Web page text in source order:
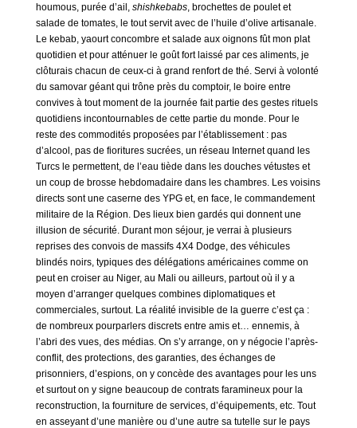
houmous, purée d’ail, shishkebabs, brochettes de poulet et
salade de tomates, le tout servit avec de l’huile d’olive artisanale.
Le kebab, yaourt concombre et salade aux oignons fût mon plat
quotidien et pour atténuer le goût fort laissé par ces aliments, je
clôturais chacun de ceux-ci à grand renfort de thé. Servi à volonté
du samovar géant qui trône près du comptoir, le boire entre
convives à tout moment de la journée fait partie des gestes rituels
quotidiens incontournables de cette partie du monde. Pour le
reste des commodités proposées par l’établissement : pas
d’alcool, pas de fioritures sucrées, un réseau Internet quand les
Turcs le permettent, de l’eau tiède dans les douches vétustes et
un coup de brosse hebdomadaire dans les chambres. Les voisins
directs sont une caserne des YPG et, en face, le commandement
militaire de la Région. Des lieux bien gardés qui donnent une
illusion de sécurité. Durant mon séjour, je verrai à plusieurs
reprises des convois de massifs 4X4 Dodge, des véhicules
blindés noirs, typiques des délégations américaines comme on
peut en croiser au Niger, au Mali ou ailleurs, partout où il y a
moyen d’arranger quelques combines diplomatiques et
commerciales, surtout. La réalité invisible de la guerre c’est ça :
de nombreux pourparlers discrets entre amis et… ennemis, à
l’abri des vues, des médias. On s’y arrange, on y négocie l’après-
conflit, des protections, des garanties, des échanges de
prisonniers, d’espions, on y concède des avantages pour les uns
et surtout on y signe beaucoup de contrats faramineux pour la
reconstruction, la fourniture de services, d’équipements, etc. Tout
en asseyant d’une manière ou d’une autre sa tutelle sur le pays